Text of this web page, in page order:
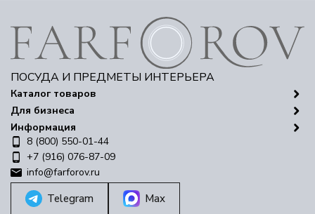
ПОСУДА И ПРЕДМЕТЫ ИНТЕРЬЕРА
Каталог товаров
Для бизнеса
Информация
8 (800) 550-01-44
+7 (916) 076-87-09
info@farforov.ru
Telegram Max